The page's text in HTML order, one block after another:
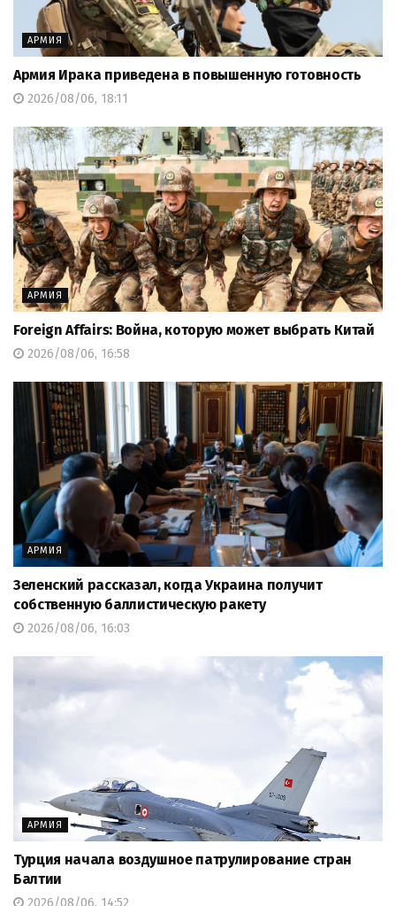
АРМИЯ
Армия Ирака приведена в повышенную готовность
2026/08/06, 18:11
АРМИЯ
Foreign Affairs: Война, которую может выбрать Китай
2026/08/06, 16:58
АРМИЯ
Зеленский рассказал, когда Украина получит
собственную баллистическую ракету
2026/08/06, 16:03
АРМИЯ
Турция начала воздушное патрулирование стран
Балтии